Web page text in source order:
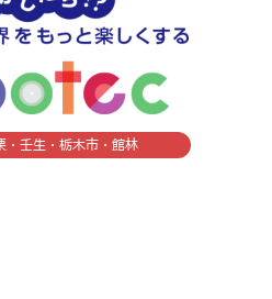
・壬生・栃木市・館林